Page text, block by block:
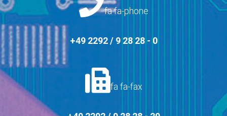
fa fa-phone
+49 2292 / 9 28 28 - 0
fa fa-fax